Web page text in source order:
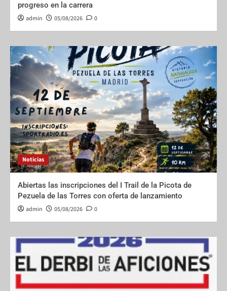
progreso en la carrera
admin 05/08/2026 0
Noticias
Abiertas las inscripciones del I Trail de la Picota de
Pezuela de las Torres con oferta de lanzamiento
admin 05/08/2026 0